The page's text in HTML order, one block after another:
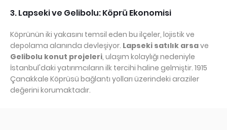
3. Lapseki ve Gelibolu: Köprü Ekonomisi
Köprünün iki yakasını temsil eden bu ilçeler, lojistik ve
depolama alanında devleşiyor. Lapseki satılık arsave
Gelibolu konut projeleri, ulaşım kolaylığı nedeniyle
İstanbul'daki yatırımcıların ilk tercihi haline gelmiştir. 1915
Çanakkale Köprüsü bağlantı yolları üzerindeki araziler
değerini korumaktadır.